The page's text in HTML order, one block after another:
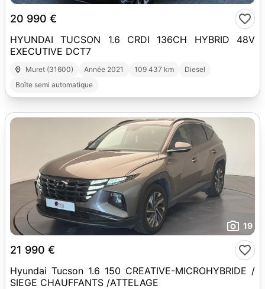
20 990 €
HYUNDAI TUCSON 1.6 CRDI 136CH HYBRID 48V
EXECUTIVE DCT7
Muret (31600) Année 2021 109 437 km
Diesel
Boîte semi automatique
19
21 990 €
Hyundai Tucson 1.6 150 CREATIVE-MICROHYBRIDE /
SIEGE CHAUFFANTS /ATTELAGE